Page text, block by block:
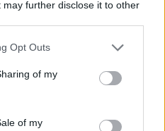
may further disclose it to other
Opt Outs
of my
of my